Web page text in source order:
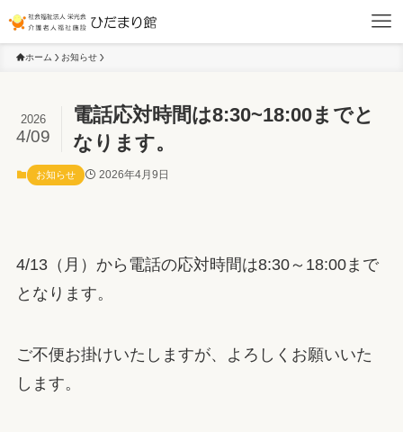
ホーム お知らせ
電話応対時間は8:30~18:00までと
なります。
2026
4/09
お知らせ 2026年4月9日
4/13（月）から電話の応対時間は8:30～18:00まで
となります。
ご不便お掛けいたしますが、よろしくお願いいた
します。